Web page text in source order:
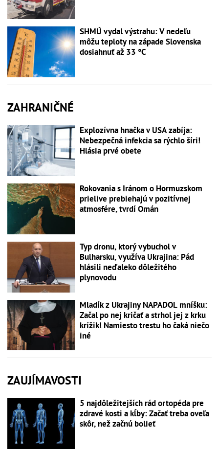
SHMÚ vydal výstrahu: V nedeľu
môžu teploty na západe Slovenska
dosiahnuť až 33 °C
ZAHRANIČNÉ
Explozívna hnačka v USA zabíja:
Nebezpečná infekcia sa rýchlo šíri!
Hlásia prvé obete
Rokovania s Iránom o Hormuzskom
prielive prebiehajú v pozitívnej
atmosfére, tvrdí Omán
Typ dronu, ktorý vybuchol v
Bulharsku, využíva Ukrajina: Pád
hlásili neďaleko dôležitého
plynovodu
Mladík z Ukrajiny NAPADOL mníšku:
Začal po nej kričať a strhol jej z krku
krížik! Namiesto trestu ho čaká niečo
iné
ZAUJÍMAVOSTI
5 najdôležitejších rád ortopéda pre
zdravé kosti a kĺby: Začať treba oveľa
skôr, než začnú bolieť